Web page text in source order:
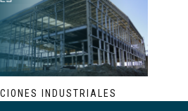
INDUSTRIALES